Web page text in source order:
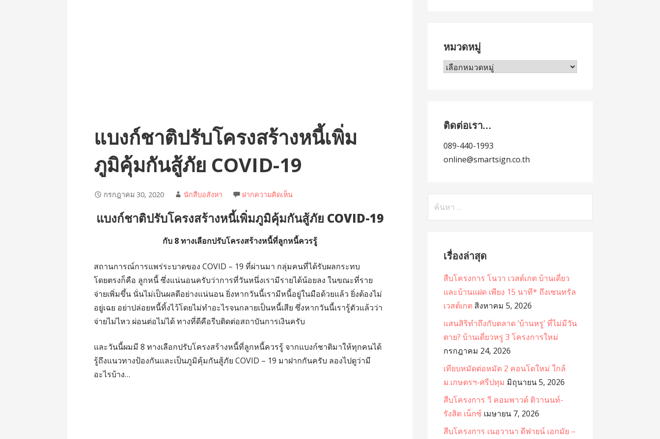
แบงก์ชาติปรับโครงสร้างหนี้เพิ่ม
ภูมิคุ้มกันสู้ภัย COVID-19
กรกฎาคม 30, 2020 นักสืบอสังหา ฝากความคิดเห็น
แบงก์ชาติปรับโครงสร้างหนี้เพิ่มภูมิคุ้มกันสู้ภัย COVID-19
กับ 8 ทางเลือกปรับโครงสร้างหนี้ที่ลูกหนี้ควรรู้
สถานการณ์การแพร่ระบาดของ COVID – 19 ที่ผ่านมา กลุ่มคนที่ได้รับผลกระทบ
โดยตรงก็คือ ลูกหนี้ ซึ่งแน่นอนครับว่าการที่วันหนึ่งเรามีรายได้น้อยลง ในขณะที่ราย
จ่ายเพิ่มขึ้น นั่นไม่เป็นผลดีอย่างแน่นอน ยิ่งหากวันนี้เรามีหนี้อยู่ในมือด้วยแล้ว ยิ่งต้องไม่
อยู่เฉย อย่าปล่อยหนี้ทิ้งไว้โดยไม่ทำอะไรจนกลายเป็นหนี้เสีย ซึ่งหากวันนี้เรารู้ตัวแล้วว่า
จ่ายไม่ไหว ผ่อนต่อไม่ได้ ทางที่ดีคือรีบติดต่อสถาบันการเงินครับ
และวันนี้ผมมี 8 ทางเลือกปรับโครงสร้างหนี้ที่ลูกหนี้ควรรู้ จากแบงก์ชาติมาให้ทุกคนได้
รู้ถึงแนวทางป้องกันและเป็นภูมิคุ้มกันสู้ภัย COVID – 19 มาฝากกันครับ ลองไปดูว่ามี
อะไรบ้าง…
หมวดหมู่
หมวด
ติดต่อเรา…
089-440-1993
online@smartsign.co.th
เรื่องล่าสุด
สืบโครงการ โนวา เวสต์เกต บ้านเดี่ยว
และบ้านแฝด เพียง 15 นาที* ถึงเซนทรัล
เวสต์เกต สิงหาคม 5, 2026
แสนสิริทำถึงกับตลาด ‘บ้านหรู’ ที่ไม่มีวัน
ตาย? บ้านเดี่ยวหรู 3 โครงการใหม่
กรกฎาคม 24, 2026
เทียบหมัดต่อหมัด 2 คอนโดใหม่ ใกล้
ม.เกษตรฯ-ศรีปทุม มิถุนายน 5, 2026
สืบโครงการ วี คอมพาวด์ ติวานนท์-
รังสิต เน็กซ์ เมษายน 7, 2026
สืบโครงการ เนอวานา ดีฟายน์ เอกมัย –